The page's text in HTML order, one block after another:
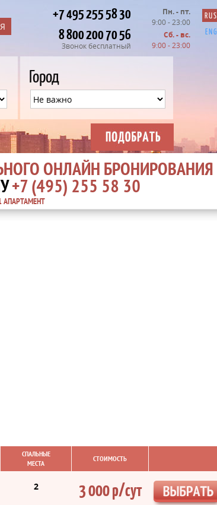
+7 495 255 58 30
8 800 200 70 56
Звонок бесплатный
Пн. - пт.
9:00 - 23:00
Сб. - вс.
9:00 - 23:00
RUS
ENG
Город
ОНЛАЙН БРОНИРОВАНИЯ
+7 (495) 255 58 30
АПАРТАМЕНТ
СПАЛЬНЫЕ
МЕСТА
СТОИМОСТЬ
2 3 000 р/сут